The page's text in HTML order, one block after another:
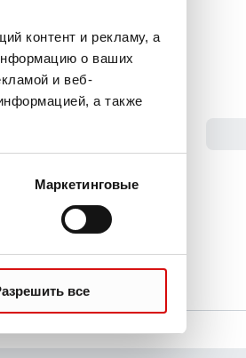
контент и рекламу, а
о ваших
и веб-
а также
Маркетинговые
все